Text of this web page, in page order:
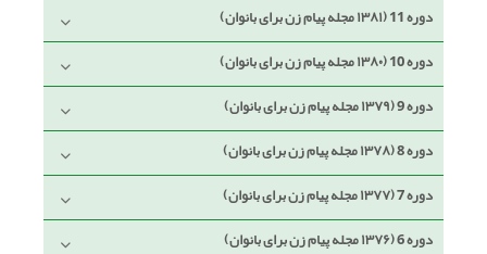
دوره 11 (۱۳۸۱ مجله پیام زن برای بانوان)
دوره 10 (۱۳۸۰ مجله پیام زن برای بانوان)
دوره 9 (۱۳۷۹ مجله پیام زن برای بانوان)
دوره 8 (۱۳۷۸ مجله پیام زن برای بانوان)
دوره 7 (۱۳۷۷ مجله پیام زن برای بانوان)
دوره 6 (۱۳۷۶ مجله پیام زن برای بانوان)